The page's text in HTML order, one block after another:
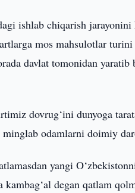
ishlab chiqarish
mos mahsulotlar
davlat tomonidan
dovrug‘ini dunyoga
odamlarni doimiy
yangi
kambag‘al degan qatlam